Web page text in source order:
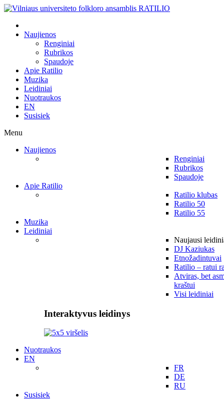
Naujienos
Renginiai
Rubrikos
Spaudoje
Apie Ratilio
Muzika
Leidiniai
Nuotraukos
EN
Susisiek
Menu
Naujienos
Renginiai
Rubrikos
Spaudoje
Apie Ratilio
Ratilio klubas
Ratilio 50
Ratilio 55
Muzika
Leidiniai
Naujausi
DJ Kaziukas
Etnožadintuvai
Ratilio – ratui
Atviras, bet
kraštui
Visi leidiniai
Interaktyvus leidinys
Nuotraukos
EN
FR
DE
RU
Susisiek